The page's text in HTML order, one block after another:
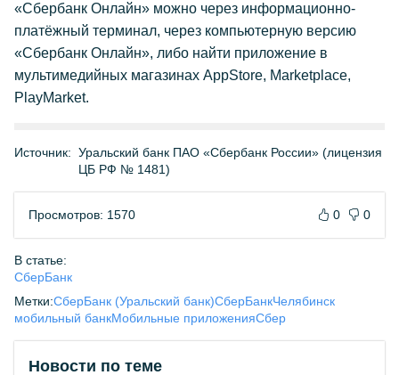
«Сбербанк Онлайн» можно через информационно-
платёжный терминал, через компьютерную версию
«Сбербанк Онлайн», либо найти приложение в
мультимедийных магазинах AppStore, Marketplace,
PlayMarket.
Источник: Уральский банк ПАО «Сбербанк России» (лицензия
ЦБ РФ № 1481)
Просмотров: 1570 0 0
В статье:
СберБанк
Метки:СберБанк (Уральский банк)СберБанкЧелябинск
мобильный банкМобильные приложенияСбер
Новости по теме